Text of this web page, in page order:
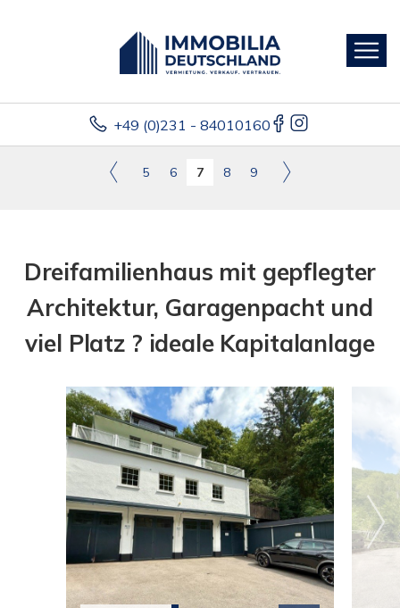
+49 (0)231 - 84010160
5 6 7 8 9
Dreifamilienhaus mit gepflegter
Architektur, Garagenpacht und
viel Platz ? ideale Kapitalanlage